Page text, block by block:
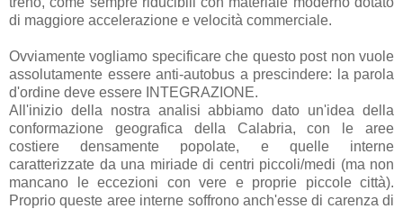
di maggiore accelerazione e velocità commerciale.
Ovviamente vogliamo specificare che questo post non vuole
assolutamente essere anti-autobus a prescindere: la parola
d'ordine deve essere INTEGRAZIONE.
All'inizio della nostra analisi abbiamo dato un'idea della
conformazione geografica della Calabria, con le aree
costiere densamente popolate, e quelle interne
caratterizzate da una miriade di centri piccoli/medi (ma non
mancano le eccezioni con vere e proprie piccole città).
Proprio queste aree interne soffrono anch'esse di carenza di